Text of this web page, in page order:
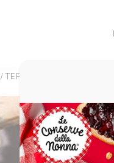
/TERRITORIO